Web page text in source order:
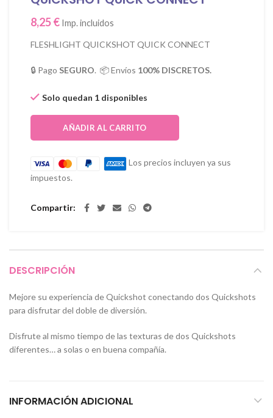
8,25€ Imp. incluidos
FLESHLIGHT QUICKSHOT QUICK CONNECT
🔒 Pago SEGURO. 📦 Envíos 100% DISCRETOS.
Solo quedan 1 disponibles
AÑADIR AL CARRITO
Los precios incluyen ya sus
impuestos.
Compartir
DESCRIPCIÓN
Mejore su experiencia de Quickshot conectando dos Quickshots
para disfrutar del doble de diversión.
Disfrute al mismo tiempo de las texturas de dos Quickshots
diferentes… a solas o en buena compañía.
INFORMACIÓN ADICIONAL